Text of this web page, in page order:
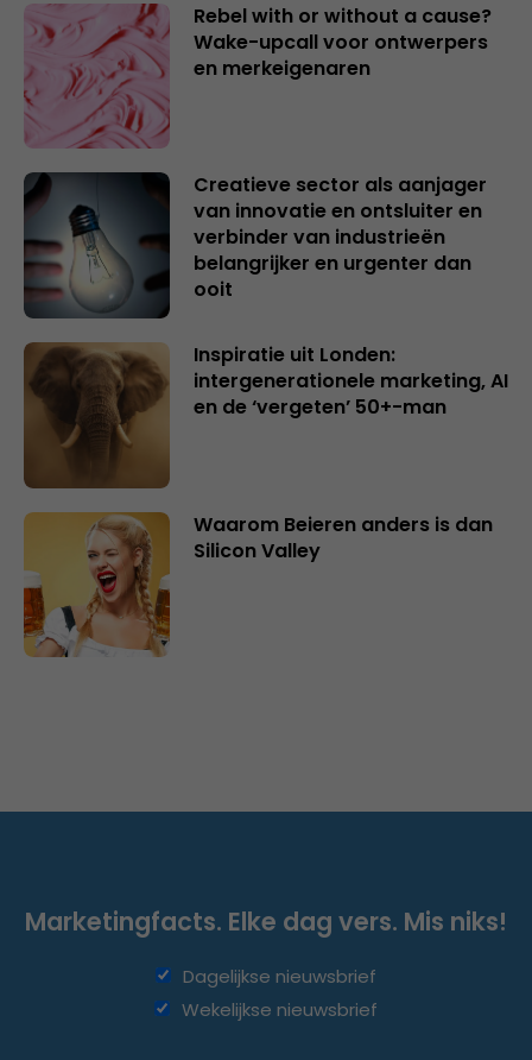
Rebel with or without a cause?
Wake-upcall voor ontwerpers
en merkeigenaren
Creatieve sector als aanjager
van innovatie en ontsluiter en
verbinder van industrieën
belangrijker en urgenter dan
ooit
Inspiratie uit Londen:
intergenerationele marketing, AI
en de ‘vergeten’ 50+-man
Waarom Beieren anders is dan
Silicon Valley
Marketingfacts. Elke dag vers. Mis niks!
Dagelijkse nieuwsbrief
Wekelijkse nieuwsbrief